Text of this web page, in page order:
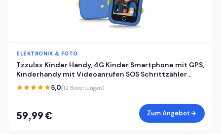
ELEKTRONIK & FOTO
Tzzulsx Kinder Handy, 4G Kinder Smartphone mit GPS,
Kinderhandy mit Videoanrufen SOS Schrittzähler
Klassenmodus Wecker, Kindertelefon
Geburtstagsgeschenk Geschenke für Mädchen
5,0(12 Bewertungen)
59,99 € Zum Angebot